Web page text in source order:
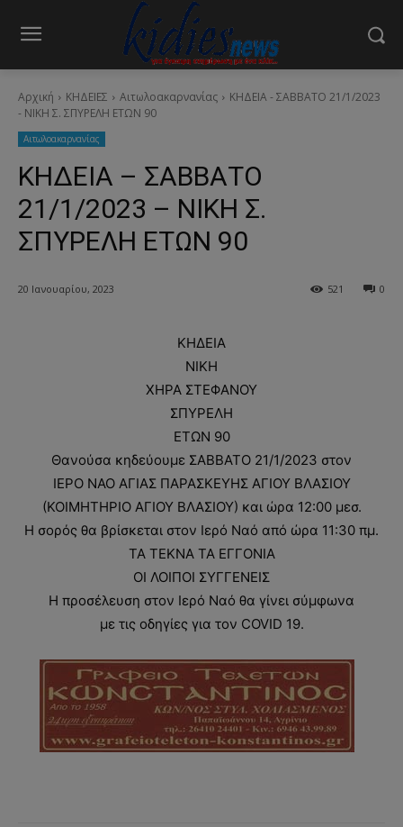
Αρχική ΚΗΔΕΙΕΣ Aιτωλοακαρνανίας
ΚΗΔΕΙΑ - ΣΑΒΒΑΤΟ 21/1/2023
- ΝΙΚΗ Σ. ΣΠΥΡΕΛΗ ΕΤΩΝ 90
Aιτωλοακαρνανίας
ΚΗΔΕΙΑ – ΣΑΒΒΑΤΟ
21/1/2023 – ΝΙΚΗ Σ.
ΣΠΥΡΕΛΗ ΕΤΩΝ 90
20 Ιανουαρίου, 2023 0
521
ΚΗΔΕΙΑ
ΝΙΚΗ
ΧΗΡΑ ΣΤΕΦΑΝΟΥ
ΣΠΥΡΕΛΗ
ΕΤΩΝ 90
Θανούσα κηδεύουμε ΣΑΒΒΑΤΟ 21/1/2023 στον
ΙΕΡΟ ΝΑΟ ΑΓΙΑΣ ΠΑΡΑΣΚΕΥΗΣ ΑΓΙΟΥ ΒΛΑΣΙΟΥ
(ΚΟΙΜΗΤΗΡΙΟ ΑΓΙΟΥ ΒΛΑΣΙΟΥ) και ώρα 12:00 μεσ.
Η σορός θα βρίσκεται στον Ιερό Ναό από ώρα 11:30 πμ.
ΤΑ ΤΕΚΝΑ ΤΑ ΕΓΓΟΝΙΑ
ΟΙ ΛΟΙΠΟΙ ΣΥΓΓΕΝΕΙΣ
Η προσέλευση στον Ιερό Ναό θα γίνει σύμφωνα
με τις οδηγίες για τον COVID 19.